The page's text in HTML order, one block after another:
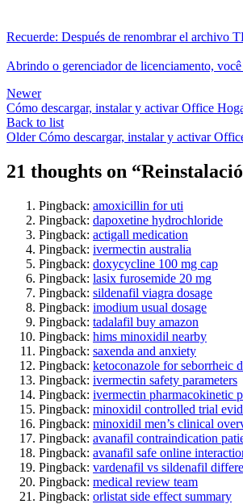
Recuerde: Después de renombrar el archivo
Abrindo o gerenciador de licenciamento,
Newer
Cómo descargar, instalar y activar Office
Back to list
Older Cómo descargar, instalar y activar
21 thoughts on “
Pingback: amoxicillin for uti
Pingback: dapoxetine hydrochloride
Pingback: actigall medication
Pingback: ivermectin australia
Pingback: doxycycline 100 mg cap
Pingback: lasix furosemide 20 mg
Pingback: sildenafil viagra dosage
Pingback: imodium usual dosage
Pingback: tadalafil buy amazon
Pingback: hims minoxidil nearby
Pingback: saxenda and anxiety
Pingback: ketoconazole for seborrheic
Pingback: ivermectin safety parameters
Pingback: ivermectin pharmacokinetic
Pingback: minoxidil controlled trial
Pingback: minoxidil men’s clinical
Pingback: avanafil contraindication
Pingback: avanafil safe online
Pingback: vardenafil vs sildenafil
Pingback: medical review team
Pingback: orlistat side effect summary